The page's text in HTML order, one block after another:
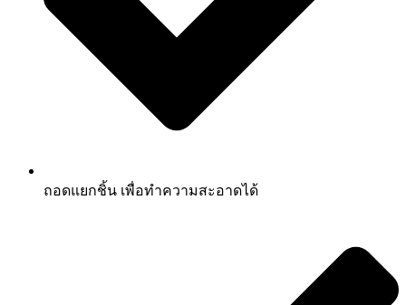
ถอดแยกชิ้น เพื่อทำความสะอาดได้